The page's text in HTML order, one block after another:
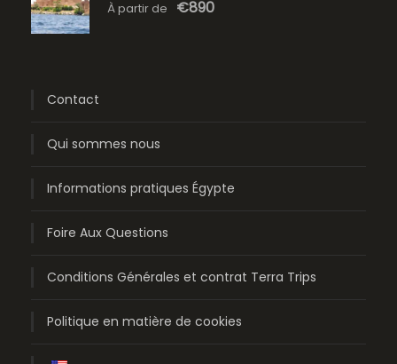
À partir de €890
Contact
Qui sommes nous
Informations pratiques Égypte
Foire Aux Questions
Conditions Générales et contrat Terra Trips
Politique en matière de cookies